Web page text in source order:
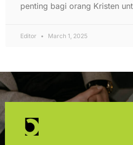
penting bagi orang Kristen
Editor March 1, 2025